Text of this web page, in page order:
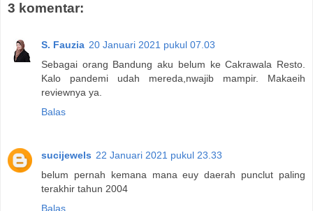
3 komentar:
S. Fauzia 20 Januari 2021 pukul 07.03
Sebagai orang Bandung aku belum ke Cakrawala Resto.
Kalo pandemi udah mereda,nwajib mampir. Makaeih
reviewnya ya.
Balas
sucijewels 22 Januari 2021 pukul 23.33
belum pernah kemana mana euy daerah punclut paling
terakhir tahun 2004
Balas